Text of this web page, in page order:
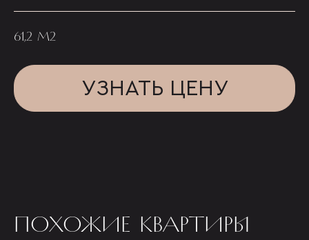
61,2 М2
УЗНАТЬ ЦЕНУ
ПОХОЖИЕ КВАРТИРЫ